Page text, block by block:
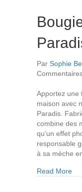
Par Sophie
Apportez une
maison avec
Paradis.
combine des
qu’un effet
responsable
à sa mèche
Read More